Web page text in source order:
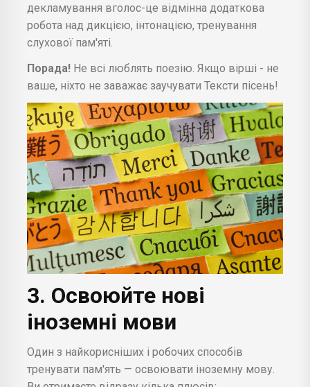
декламування вголос-це відмінна додаткова
робота над дикцією, інтонацією, тренування
слухової пам'яті.
Порада! Не всі люблять поезію. Якщо вірші - не
ваше, ніхто не заважає заучувати Тексти пісень!
3. Освоюйте нові
іноземні мови
Один з найкорисніших і робочих способів
тренувати пам'ять — освоювати іноземну мову.